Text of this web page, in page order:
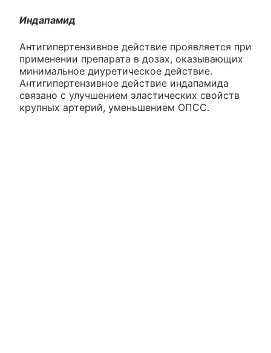
Индапамид
Антигипертензивное действие проявляется при
применении препарата в дозах, оказывающих
минимальное диуретическое действие.
Антигипертензивное действие индапамида
связано с улучшением эластических свойств
крупных артерий, уменьшением ОПСС.